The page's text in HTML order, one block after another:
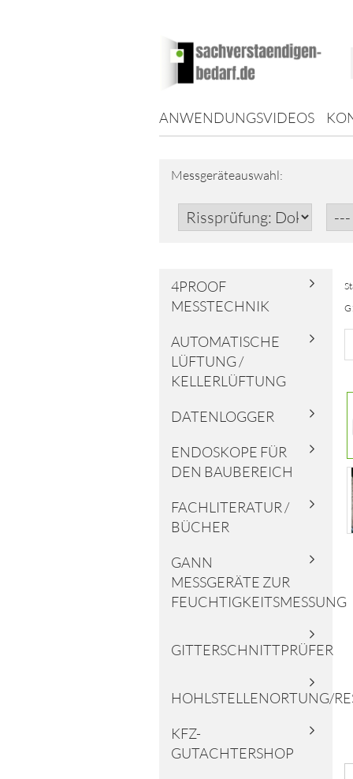
ANWENDUNGSVIDEOS
Messgeräteauswahl:
4PROOF
MESSTECHNIK
AUTOMATISCHE
LÜFTUNG /
KELLERLÜFTUNG
DATENLOGGER
ENDOSKOPE FÜR
DEN BAUBEREICH
FACHLITERATUR /
BÜCHER
GANN
MESSGERÄTE ZUR
FEUCHTIGKEITSMESSUNG
GITTERSCHNITTPRÜFER
HOHLSTELLENORTUNG/
KFZ-
GUTACHTERSHOP